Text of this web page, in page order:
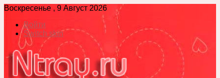
Воскресенье , 9 Август 2026
Войти
Switch skin